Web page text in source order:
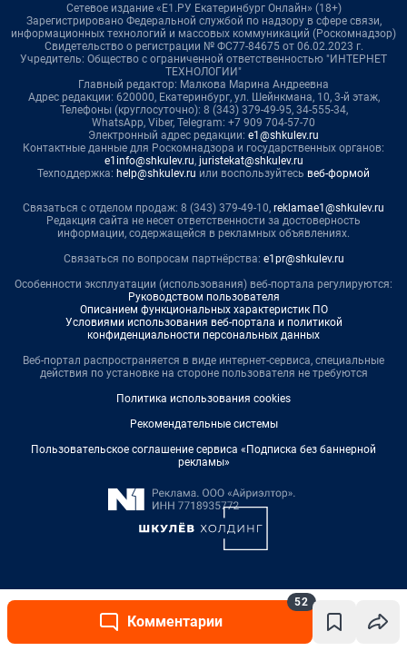
Комментарии
52
Сетевое издание «Е1.РУ Екатеринбург Онлайн» (18+)
Зарегистрировано Федеральной службой по надзору в сфере связи,
информационных технологий и массовых коммуникаций (Роскомнадзор)
Свидетельство о регистрации № ФС77-84675 от 06.02.2023 г.
Учредитель: Общество с ограниченной ответственностью "ИНТЕРНЕТ
ТЕХНОЛОГИИ"
Главный редактор: Малкова Марина Андреевна
Адрес редакции: 620000, Екатеринбург, ул. Шейнкмана, 10, 3-й этаж,
Телефоны (круглосуточно): 8 (343) 379-49-95, 34-555-34,
WhatsApp, Viber, Telegram: +7 909 704-57-70
Электронный адрес редакции: e1@shkulev.ru
Контактные данные для Роскомнадзора и государственных органов:
e1info@shkulev.ru, juristekat@shkulev.ru
Техподдержка: help@shkulev.ru или воспользуйтесь веб-формой
Связаться с отделом продаж: 8 (343) 379-49-10, reklamae1@shkulev.ru
Редакция сайта не несет ответственности за достоверность
информации, содержащейся в рекламных объявлениях.
Связаться по вопросам партнёрства: e1pr@shkulev.ru
Особенности эксплуатации (использования) веб-портала регулируются:
Руководством пользователя
Описанием функциональных характеристик ПО
Условиями использования веб-портала и политикой
конфиденциальности персональных данных
Веб-портал распространяется в виде интернет-сервиса, специальные
действия по установке на стороне пользователя не требуются
Политика использования cookies
Рекомендательные системы
Пользовательское соглашение сервиса «Подписка без баннерной
рекламы»
© ООО «Интернет Технологии»